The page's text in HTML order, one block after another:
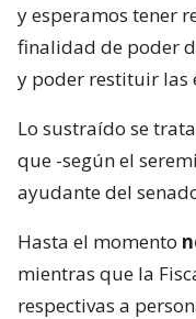
y esperamos tener
finalidad de poder
y poder restituir las
Lo sustraído se
que -según el
ayudante del
Hasta el momento
mientras que la
respectivas a